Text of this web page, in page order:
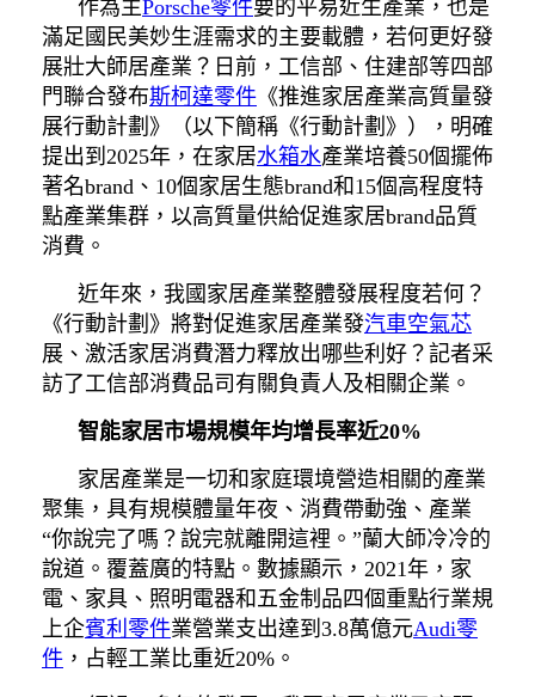
作為主Porsche零件要的平易近生產業，也是
滿足國民美妙生涯需求的主要載體，若何更好發
展壯大師居產業？日前，工信部、住建部等四部
門聯合發布斯柯達零件 《推進家居產業高質量發
展行動計劃》（以下簡稱《行動計劃》），明確
提出到2025年，在家居水箱水產業培養50個擺佈
著名brand、10個家居生態brand和15個高程度特
點產業集群，以高質量供給促進家居brand品質
消費。
近年來，我國家居產業整體發展程度若何？
《行動計劃》將對促進家居產業發汽車空氣芯
展、激活家居消費潛力釋放出哪些利好？記者采
訪了工信部消費品司有關負責人及相關企業。
智能家居市場規模年均增長率近20%
家居產業是一切和家庭環境營造相關的產業
聚集，具有規模體量年夜、消費帶動強、產業
“你說完了嗎？說完就離開這裡。”蘭大師冷冷的
說道。覆蓋廣的特點。數據顯示，2021年，家
電、家具、照明電器和五金制品四個重點行業規
上企賓利零件業營業支出達到3.8萬億元Audi零
件 ，占輕工業比重近20%。